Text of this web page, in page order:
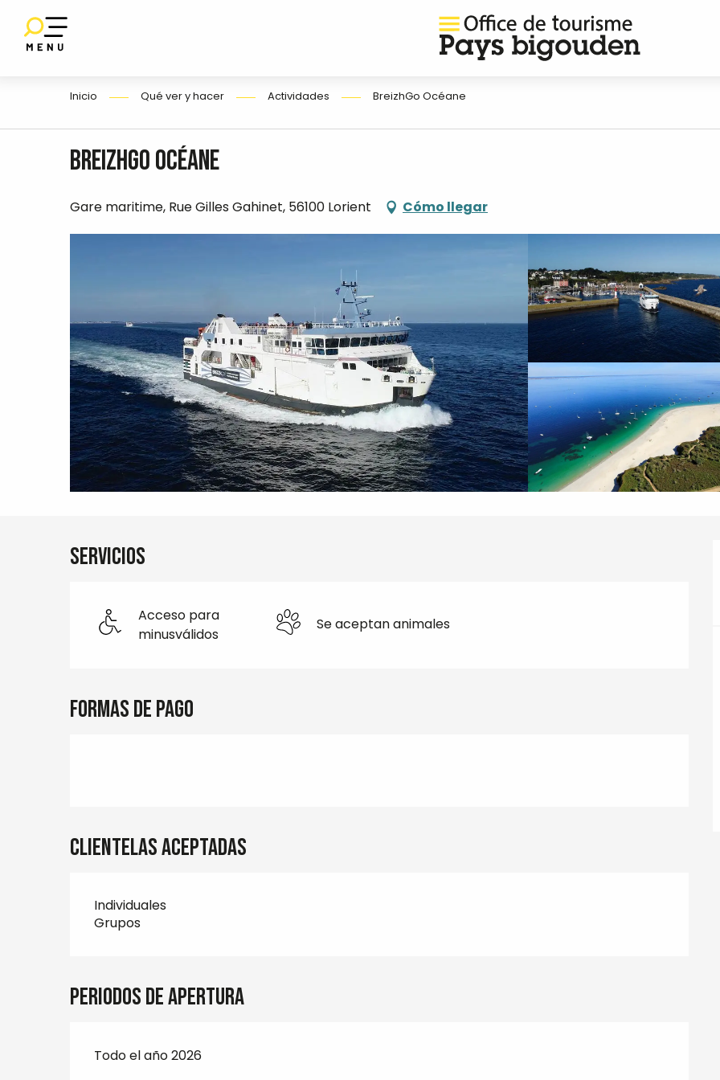
contenu
Inicio Qué ver y hacer Actividades BreizhGo Océane
BreizhGo Océane
Gare maritime, Rue Gilles Gahinet, 56100 Lorient Cómo llegar
Servicios
Acceso para
minusválidos
Se aceptan animales
Formas de pago
Clientelas aceptadas
Individuales
Grupos
Periodos de apertura
Todo el año 2026